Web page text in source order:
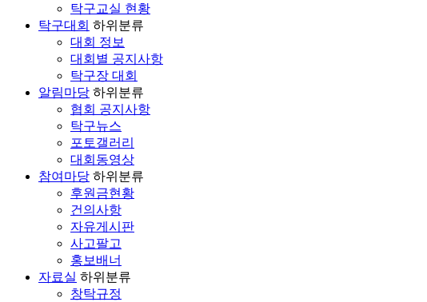
탁구교실 현황
탁구대회 하위분류
대회 정보
대회별 공지사항
탁구장 대회
알림마당 하위분류
협회 공지사항
탁구뉴스
포토갤러리
대회동영상
참여마당 하위분류
후원금현황
건의사항
자유게시판
사고팔고
홍보배너
자료실 하위분류
창탁규정